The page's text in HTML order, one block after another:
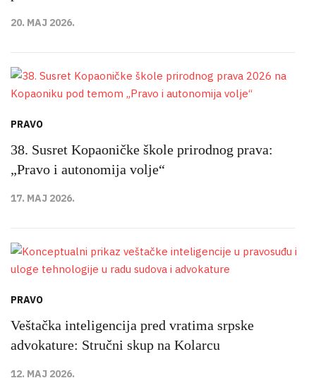
20. MAJ 2026.
PRAVO
38. Susret Kopaoničke škole prirodnog prava:
„Pravo i autonomija volje“
17. MAJ 2026.
PRAVO
Veštačka inteligencija pred vratima srpske
advokature: Stručni skup na Kolarcu
12. MAJ 2026.